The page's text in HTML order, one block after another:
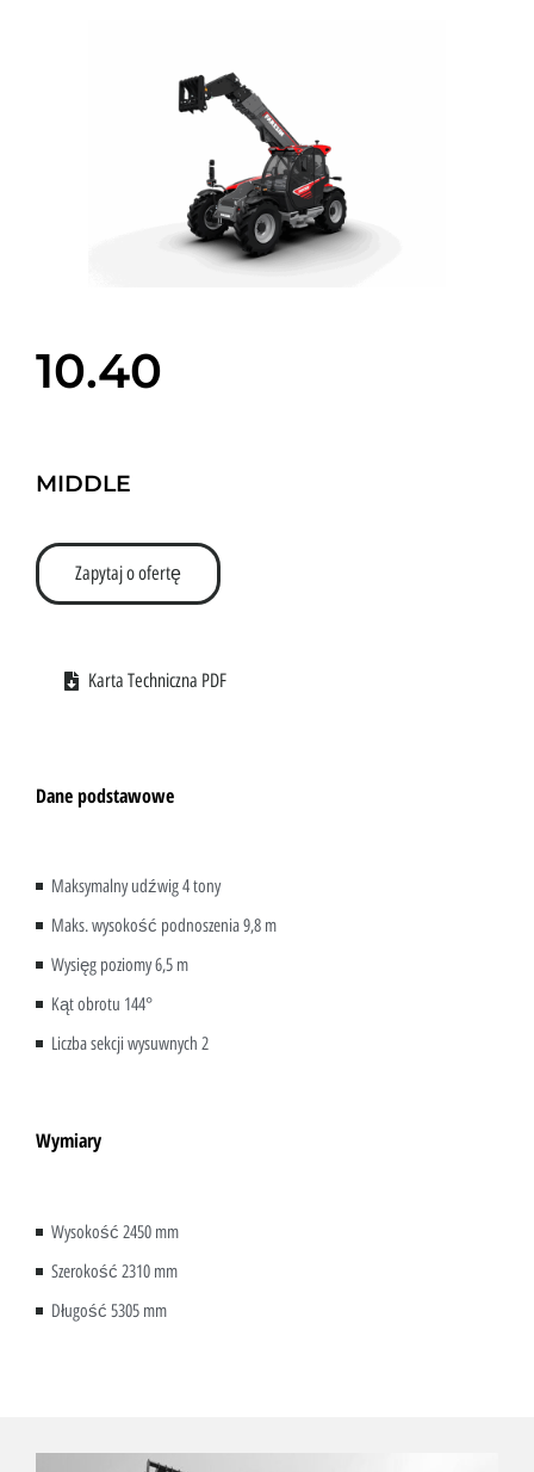
10.40
MIDDLE
Zapytaj o ofertę
Karta Techniczna PDF
Dane podstawowe
Maksymalny udźwig 4 tony
Maks. wysokość podnoszenia 9,8 m
Wysięg poziomy 6,5 m
Kąt obrotu 144°
Liczba sekcji wysuwnych 2
Wymiary
Wysokość 2450 mm
Szerokość 2310 mm
Długość 5305 mm